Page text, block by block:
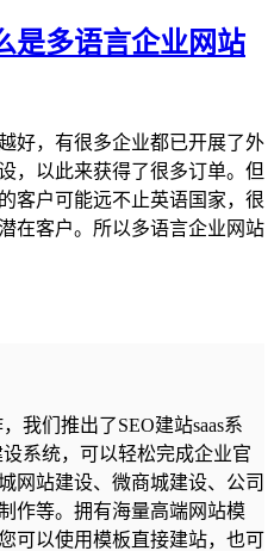
是多语言企业网站
，有很多企业都已开展了外
，以此来获得了很多订单。但
客户可能远不止英语国家，很
在客户。所以多语言企业网站
我们推出了SEO建站saas系
系统，可以轻松完成企业官
网站建设、微商城建设、公司
作等。拥有海量高端网站模
可以使用模板直接建站，也可